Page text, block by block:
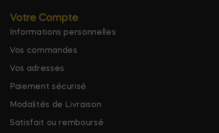
Votre Compte
Informations personnelles
Vos commandes
Vos adresses
Paiement sécurisé
Modalités de Livraison
Satisfait ou remboursé